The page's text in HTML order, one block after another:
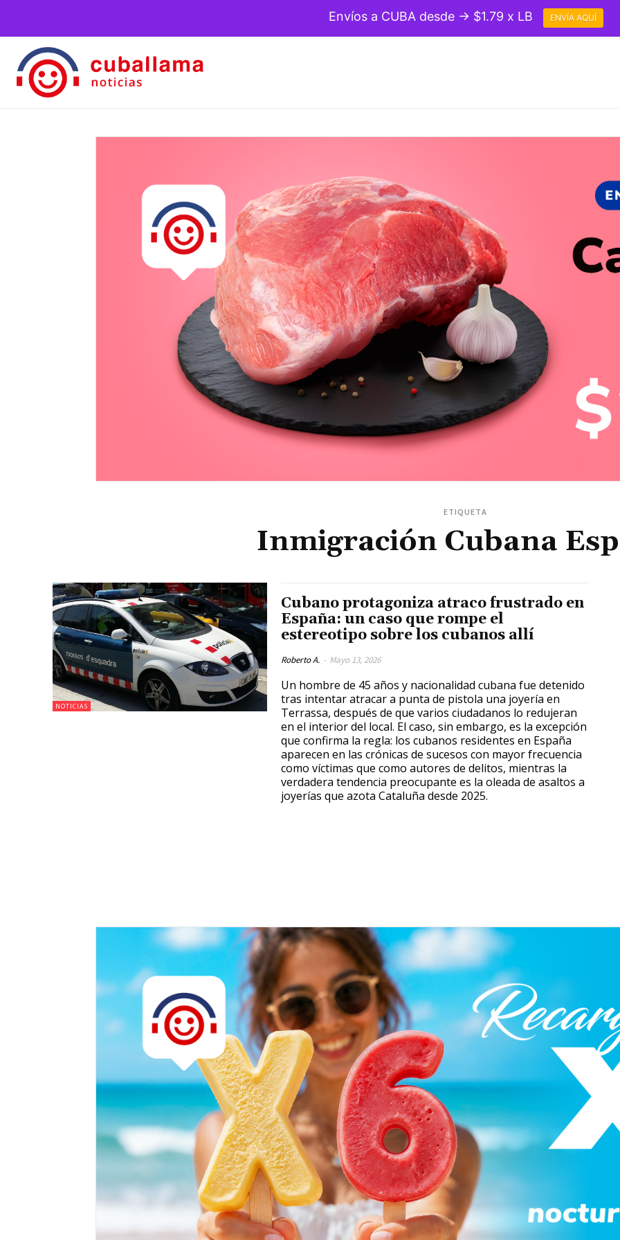
ETIQUETA
Inmigración Cubana
NOTICIAS
Cubano protagoniza atraco frustrado en
España: un caso que rompe el
estereotipo sobre los cubanos allí
Roberto A. - Mayo 13, 2026
Un hombre de 45 años y nacionalidad cubana fue detenido
tras intentar atracar a punta de pistola una joyería en
Terrassa, después de que varios ciudadanos lo redujeran
en el interior del local. El caso, sin embargo, es la excepción
que confirma la regla: los cubanos residentes en España
aparecen en las crónicas de sucesos con mayor frecuencia
como víctimas que como autores de delitos, mientras la
verdadera tendencia preocupante es la oleada de asaltos a
joyerías que azota Cataluña desde 2025.
Envíos a CUBA desde → $1.79 x LB ENVÍA AQUÍ